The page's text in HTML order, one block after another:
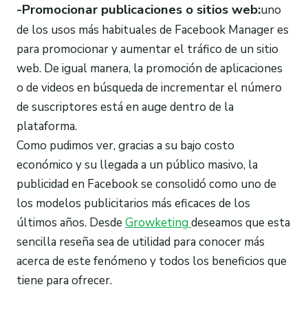
-Promocionar publicaciones o sitios web:uno
de los usos más habituales de Facebook Manager es
para promocionar y aumentar el tráfico de un sitio
web. De igual manera, la promoción de aplicaciones
o de videos en búsqueda de incrementar el número
de suscriptores está en auge dentro de la
plataforma.
Como pudimos ver, gracias a su bajo costo
económico y su llegada a un público masivo, la
publicidad en Facebook se consolidó como uno de
los modelos publicitarios más eficaces de los
últimos años. Desde Growketingdeseamos que esta
sencilla reseña sea de utilidad para conocer más
acerca de este fenómeno y todos los beneficios que
tiene para ofrecer.